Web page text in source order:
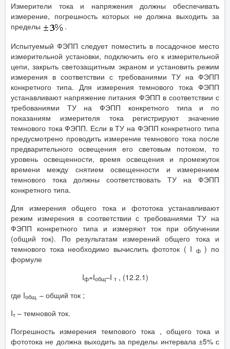
Измерители тока и напряжения должны обеспечивать
измерение, погрешность которых не должна выходить за
пределы
.
Испытуемый ФЭПП следует поместить в посадочное место
измерительной установки, подключить его к измерительной
цепи, закрыть светозащитным экраном и установить режим
измерения в соответствии с требованиями ТУ на ФЭПП
конкретного типа. Для измерения темнового тока ФЭПП
устанавливают напряжение питания ФЭПП в соответствии с
требованиями ТУ на ФЭПП конкретного типа и по
показаниям измерителя тока регистрируют значение
темнового тока ФЭПП. Если в ТУ на ФЭПП конкретного типа
предусмотрено проводить измерение темнового тока после
предварительного освещения его световым потоком, то
уровень освещенности, время освещения и промежуток
времени между снятием освещенности и измерением
темнового тока должны соответствовать ТУ на ФЭПП
конкретного типа.
Для измерения общего тока и фототока устанавливают
режим измерения в соответствии с требованиями ТУ на
ФЭПП конкретного типа и измеряют ток при облучении
(общий ток). По результатам измерений общего тока и
темнового тока необходимо вычислить фототок ( I ф) по
формуле
Iф=Iобщ–I т, (12.2.1)
где Iобщ. – общий ток ;
Iт – темновой ток.
Погрешность измерения темпового тока , общего тока и
фототока не должна выходить за пределы интервала ±5% с